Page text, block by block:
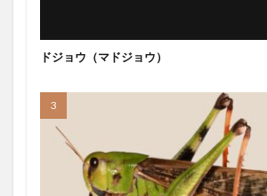
ドジョウ（マドジョウ）